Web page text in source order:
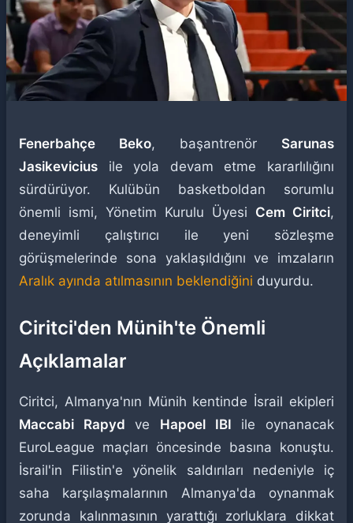
Fenerbahçe Beko, başantrenör Sarunas
Jasikevicius ile yola devam etme kararlılığını
sürdürüyor. Kulübün basketboldan sorumlu
önemli ismi, Yönetim Kurulu Üyesi Cem Ciritci,
deneyimli çalıştırıcı ile yeni sözleşme
görüşmelerinde sona yaklaşıldığını ve imzaların
Aralık ayında atılmasının beklendiğini duyurdu.
Ciritci'den Münih'te Önemli
Açıklamalar
Ciritci, Almanya'nın Münih kentinde İsrail ekipleri
Maccabi Rapyd ve Hapoel IBI ile oynanacak
EuroLeague maçları öncesinde basına konuştu.
İsrail'in Filistin'e yönelik saldırıları nedeniyle iç
saha karşılaşmalarının Almanya'da oynanmak
zorunda kalınmasının yarattığı zorluklara dikkat